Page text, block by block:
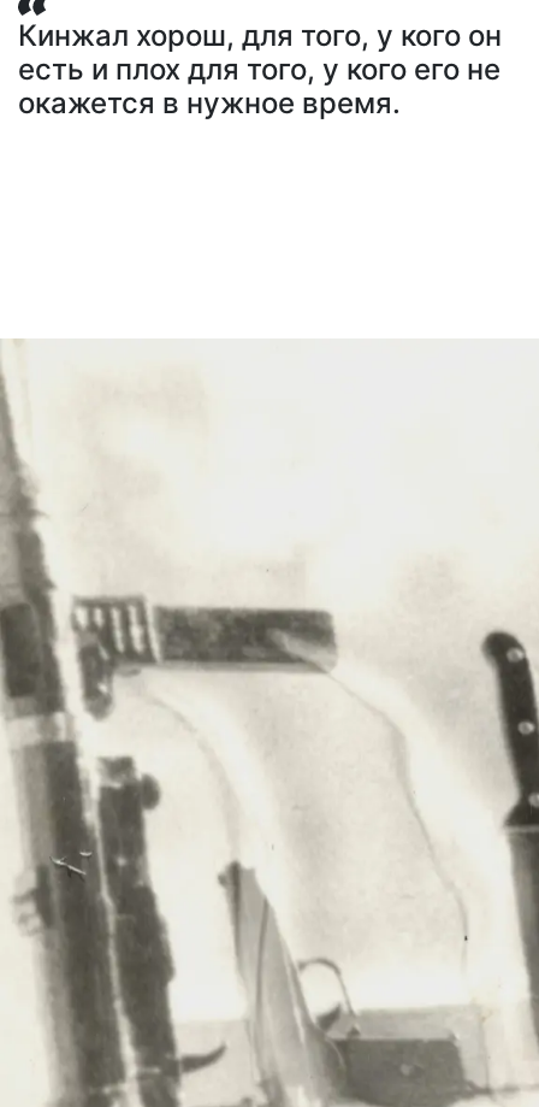
Кинжал хорош, для того, у кого он
есть и плох для того, у кого его не
окажется в нужное время.